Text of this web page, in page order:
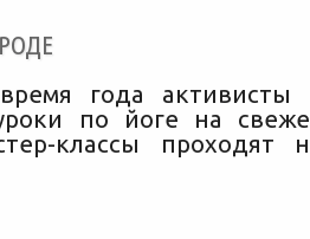
года активисты
по йоге на
классы проходят